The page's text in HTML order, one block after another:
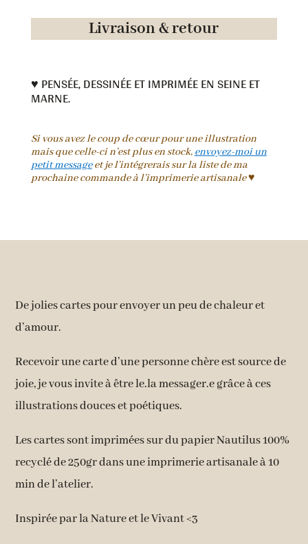
Livraison & retour
♥ PENSÉE, DESSINÉE ET IMPRIMÉE EN SEINE ET
MARNE.
Si vous avez le coup de cœur pour une illustration
mais que celle-ci n’est plus en stock, envoyez-moi un
petit messageet je l’intégrerais sur la liste de ma
prochaine commande à l’imprimerie artisanale ♥
De jolies cartes pour envoyer un peu de chaleur et
d’amour.
Recevoir une carte d’une personne chère est source de
joie, je vous invite à être le.la messager.e grâce à ces
illustrations douces et poétiques.
Les cartes sont imprimées sur du papier Nautilus 100%
recyclé de 250gr dans une imprimerie artisanale à 10
min de l’atelier.
Inspirée par la Nature et le Vivant <3